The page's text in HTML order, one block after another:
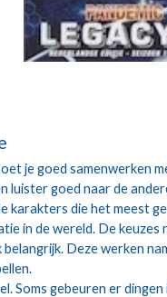
je goed samenwerken
luister goed naar de
karakters die het meest
in de wereld. De keuzes
belangrijk. Deze werken
Soms gebeuren er dingen